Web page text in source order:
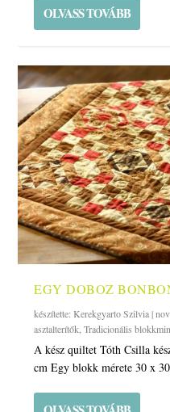
OLVASS TOVÁBB
EGY DOBOZ
készítette:Kerekgyarto Szilvia|
asztalterítők,Tradicionális
A kész quiltet Tóth Csilla
cm Egy blokk mérete 30 x